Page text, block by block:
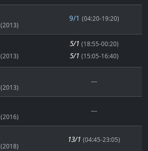
9/1 (04:20-19:20)
5/1 (18:55-00:20)
5/1 (15:05-16:40)
---
---
13/1 (04:45-23:05)